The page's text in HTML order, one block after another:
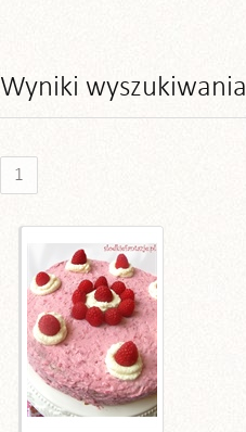
Wyniki wyszukiwania
1